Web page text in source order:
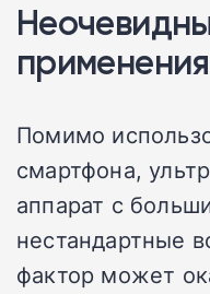
применения
Помимо
смартфона,
аппарат с
нестандартные
фактор может